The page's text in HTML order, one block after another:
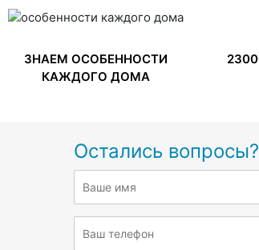
ЗНАЕМ ОСОБЕННОСТИ
КАЖДОГО ДОМА
Остались вопросы?